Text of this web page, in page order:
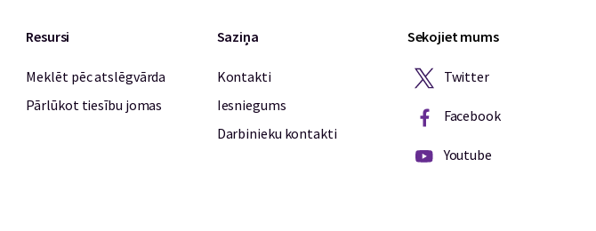
Resursi
Meklēt pēc atslēgvārda
Pārlūkot tiesību jomas
Saziņa
Kontakti
Iesniegums
Darbinieku kontakti
Sekojiet mums
Twitter
Facebook
Youtube